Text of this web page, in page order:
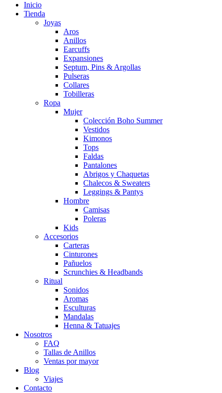
Inicio
Tienda
Joyas
Aros
Anillos
Earcuffs
Expansiones
Septum, Pins & Argollas
Pulseras
Collares
Tobilleras
Ropa
Mujer
Colección Boho Summer
Vestidos
Kimonos
Tops
Faldas
Pantalones
Abrigos y Chaquetas
Chalecos & Sweaters
Leggings & Pantys
Hombre
Camisas
Poleras
Kids
Accesorios
Carteras
Cinturones
Pañuelos
Scrunchies & Headbands
Ritual
Sonidos
Aromas
Esculturas
Mandalas
Henna & Tatuajes
Nosotros
FAQ
Tallas de Anillos
Ventas por mayor
Blog
Viajes
Contacto